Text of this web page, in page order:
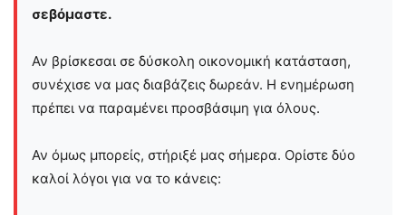
σεβόμαστε.
Αν βρίσκεσαι σε δύσκολη οικονομική κατάσταση,
συνέχισε να μας διαβάζεις δωρεάν. Η ενημέρωση
πρέπει να παραμένει προσβάσιμη για όλους.
Αν όμως μπορείς, στήριξέ μας σήμερα. Ορίστε δύο
καλοί λόγοι για να το κάνεις: